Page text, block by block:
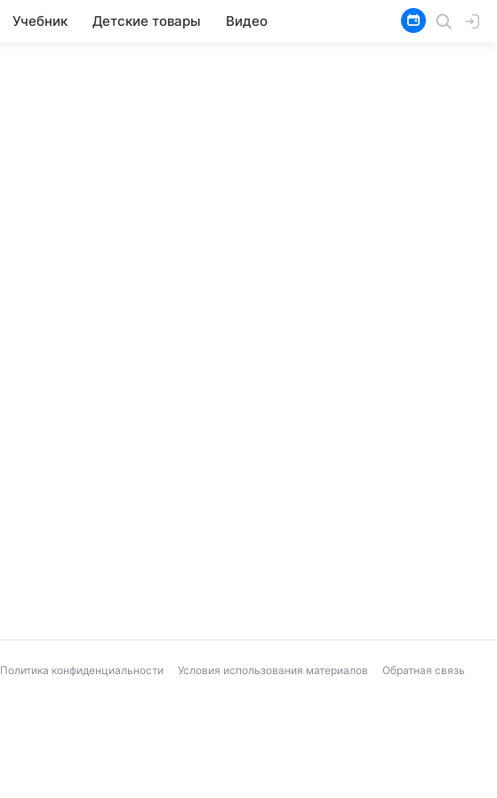
Учебник Детские товары Видео
Политика конфиденциальности Условия использования материалов Обратная связь